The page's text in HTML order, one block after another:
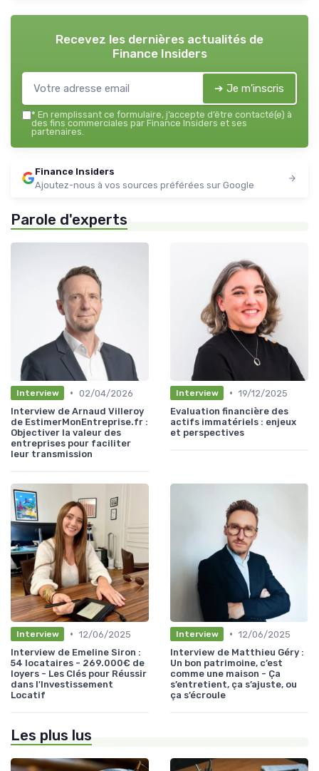
Recevez les dernières actualités de
Finance Insiders
➔ Je m'inscris
* En remplissant ce formulaire, j’accepte d’être contacté(e) à
des fins commerciales par Finance Insiders et ses
partenaires.
Finance Insiders
Ajoutez-nous à vos sources préférées sur Google
Parole d'experts
Interview • 02/04/2026
Interview de Arnaud Villeroy
de EstimerMonEntreprise.fr :
Objectiver la valeur des
entreprises pour faciliter
leur transmission
Interview • 19/12/2025
Evaluation financière des
actifs immatériels : enjeux
et perspectives
Interview • 12/06/2025
Interview de Emeline Siron :
54 locataires - 269.000€ de
loyers - Les Clés pour Réussir
dans l'Investissement
Locatif
Interview • 12/06/2025
Interview de Matthieu Géry :
Un bon patrimoine, c’est
comme une maison - Ça
s’entretient, ça s’ajuste, ou
ça s’écroule
Les plus lus